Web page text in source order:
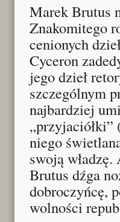
Marek Brutus
Znakomitego
cenionych
Cyceron
jego dzieł
szczególnym
najbardziej
„przyjaciółki”
niego
swoją
Brutus dźga
dobroczyńcę,
wolności